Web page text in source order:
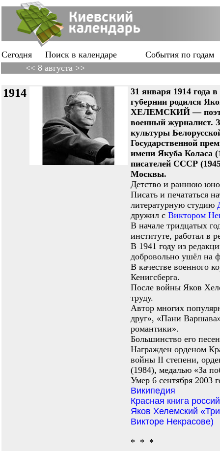
Сегодня Поиск в календаре
События по годам
<< 8 августа >>
1914
31 января 1914 года
губернии родился
ХЕЛЕМСКИЙ — поэт,
военный журналист.
культуры
Государственной
имени Якуба Коласа
писателей СССР
Москвы.
Детство и раннюю
Писать и печататься
литературную студию
дружил с Виктором
В начале тридцатых
институте, работал в
В 1941 году из
добровольно ушёл на
В качестве военного
Кенигсберга.
После войны Яков
труду.
Автор многих
друг», «Пани
романтики».
Большинство его
Награжден орденом
войны II степени,
(1984), медалью «За
Умер 6 сентября 2003
Википедия
Красная книга
Яков Хелемский
Викторе Некрасове)
* * *